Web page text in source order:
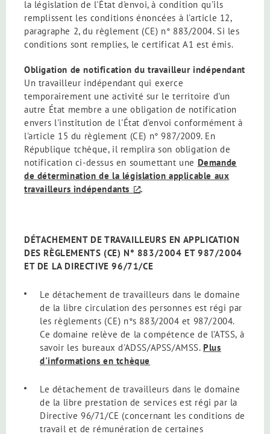
la législation de l'État d'envoi, à condition qu'ils
remplissent les conditions énoncées à l'article 12,
paragraphe 2, du règlement (CE) n° 883/2004. Si les
conditions sont remplies, le certificat A1 est émis.
Obligation de notification du travailleur indépendant
Un travailleur indépendant qui exerce
temporairement une activité sur le territoire d'un
autre État membre a une obligation de notification
envers l'institution de l'État d'envoi conformément à
l'article 15 du règlement (CE) n° 987/2009. En
République tchèque, il remplira son obligation de
notification ci-dessus en soumettant une Demande
de détermination de la législation applicable aux
travailleurs indépendants
.
DÉTACHEMENT DE TRAVAILLEURS EN APPLICATION
DES RÈGLEMENTS (CE) N° 883/2004 ET 987/2004
ET DE LA DIRECTIVE 96/71/CE
Le détachement de travailleurs dans le domaine
de la libre circulation des personnes est régi par
les règlements (CE) n°s 883/2004 et 987/2004.
Ce domaine relève de la compétence de l’ATSS, à
savoir les bureaux d'ADSS/APSS/AMSS. Plus
d'informations en tchèque
Le détachement de travailleurs dans le domaine
de la libre prestation de services est régi par la
Directive 96/71/CE (concernant les conditions de
travail et de rémunération de certaines